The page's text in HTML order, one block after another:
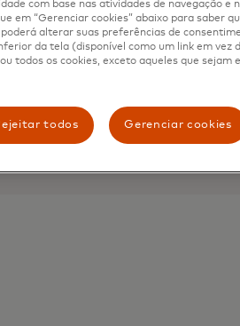
acesso a conhecimentos
recursos digitais
com base nas atividades de navegação e
em “Gerenciar cookies” abaixo para saber
alterar suas preferências de
da tela (disponível como um link em vez
todos os cookies, exceto aqueles que sejam
todos Gerenciar cookies